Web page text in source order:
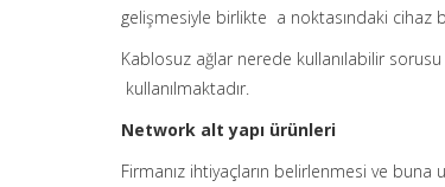
gelişmesiyle birlikte a noktasındaki cihaz
Kablosuz ağlar nerede kullanılabilir
kullanılmaktadır.
Network alt yapı ürünleri
Firmanız ihtiyaçların belirlenmesi ve buna